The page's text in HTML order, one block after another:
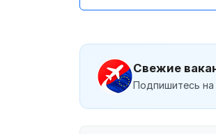
Свежие
Подпишитесь на